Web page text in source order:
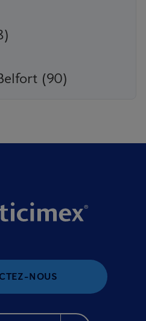
(90)
NOUS